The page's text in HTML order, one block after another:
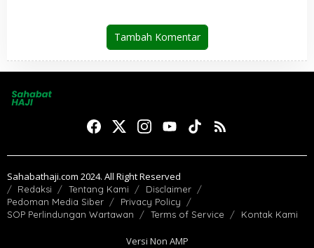
Tambah Komentar
Sahabathaji.com 2024. All Right Reserved
Redaksi Tentang Kami
Disclaimer
Pedoman Media Siber
Privacy Policy
SOP Perlindungan Wartawan
Terms of Service Kontak Kami
Versi Non AMP